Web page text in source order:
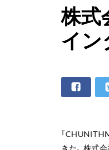
株式
イン
「
きた、 株式